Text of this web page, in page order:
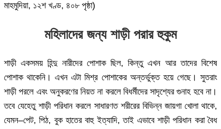
মাহমুদিয়া, ১২শ খণ্ড, ৪০৮ পৃষ্ঠা)
মহিলাদের জন্য শাড়ী পরার হুকুম
শাড়ী একসময় হিন্দু নারীদের পোশাক ছিল, কিন্তু এখন আর তাদের বিশেষ
পোশাক থাকেনি। এখন এটা মিশ্র পোশাকের অন্তর্ভুক্ত হয়ে গেছে। সুতরাং
শাড়ী পরলে এবং অনুকরণের নিয়ত না করলে বিধর্মীদের সাদৃশ্যের গুনাহ হবে না।
তবে যেহেতু শাড়ী পরিধান করলে সাধারণত শরীরের বিভিন্ন জায়গা খোলা থাকে,
যেমন–পেট, পিঠ, বুক হাতের বাহু ইত্যাদি, তাই এভাবে শাড়ী পরিধান করা বৈধ